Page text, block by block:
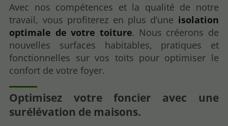
Avec nos compétences et la qualité de notre
travail, vous profiterez en plus d’une isolation
optimale de votre toiture. Nous créerons de
nouvelles surfaces habitables, pratiques et
fonctionnelles sur vos toits pour optimiser le
confort de votre foyer.
Optimisez votre foncier avec une
surélévation de maisons.